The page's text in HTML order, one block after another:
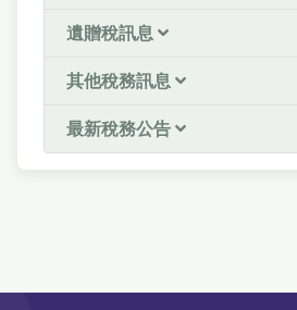
遺贈稅訊息
其他稅務訊息
最新稅務公告